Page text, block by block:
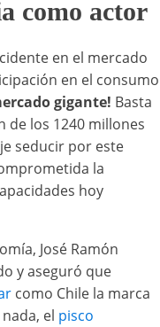
como actor
en el mercado
en el consumo
gigante! Basta
de los 1240 millones
seducir por este
la
hoy
José Ramón
y aseguró que
como Chile la marca
el pisco